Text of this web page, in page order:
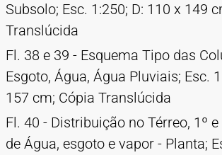
Subsolo; Esc. 1:250; D: 110 x 149
Translúcida
Fl. 38 e 39 - Esquema Tipo das
Esgoto, Água, Água Pluviais; Esc.
157 cm; Cópia Translúcida
Fl. 40 - Distribuição no Térreo, 1º
de Água, esgoto e vapor - Planta;